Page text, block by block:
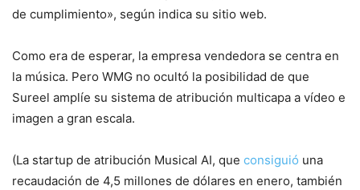
de cumplimiento», según indica su sitio web.
Como era de esperar, la empresa vendedora se centra en
la música. Pero WMG no ocultó la posibilidad de que
Sureel amplíe su sistema de atribución multicapa a vídeo e
imagen a gran escala.
(La startup de atribución Musical AI, que consiguió una
recaudación de 4,5 millones de dólares en enero, también